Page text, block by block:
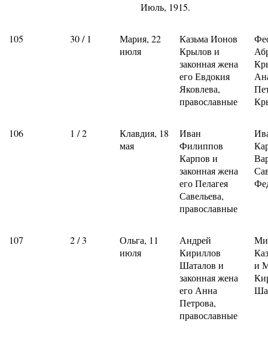
Июль, 1915.
105 30 / 1
Мария, 22
июля
Казьма Ионов
Крылов и
законная жена
его Евдокия
Яковлева,
православные
106 1 / 2
Клавдия, 18
мая
Иван
Филиппов
Карпов и
законная жена
его Пелагея
Савельева,
православные
107 2 / 3
Ольга, 11
июля
Андрей
Кириллов
Шаталов и
законная жена
его Анна
Петрова,
православные
и